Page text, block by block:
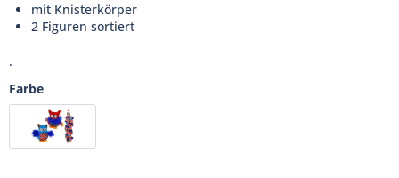
mit Knisterkörper
2 Figuren sortiert
.
Farbe